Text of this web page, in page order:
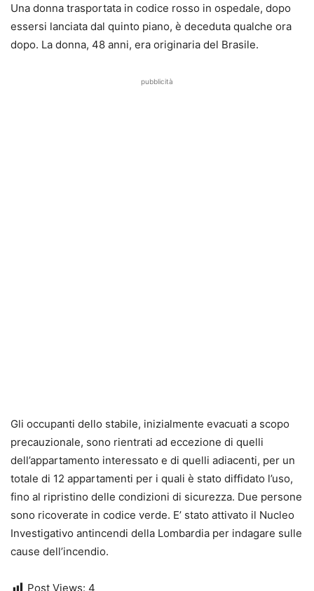
Una donna trasportata in codice rosso in ospedale, dopo
essersi lanciata dal quinto piano, è deceduta qualche ora
dopo. La donna, 48 anni, era originaria del Brasile.
pubblicità
Gli occupanti dello stabile, inizialmente evacuati a scopo
precauzionale, sono rientrati ad eccezione di quelli
dell’appartamento interessato e di quelli adiacenti, per un
totale di 12 appartamenti per i quali è stato diffidato l’uso,
fino al ripristino delle condizioni di sicurezza. Due persone
sono ricoverate in codice verde. E’ stato attivato il Nucleo
Investigativo antincendi della Lombardia per indagare sulle
cause dell’incendio.
Post Views: 4